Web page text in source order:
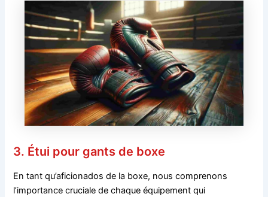
3. Étui pour gants de boxe
En tant qu’aficionados de la boxe, nous comprenons
l’importance cruciale de chaque équipement qui